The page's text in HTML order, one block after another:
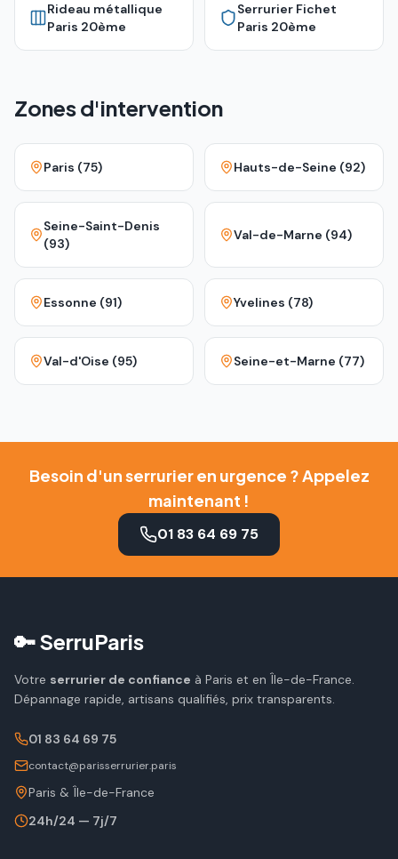
Rideau métallique
Paris 20ème
Serrurier Fichet
Paris 20ème
Zones d'intervention
Paris (75) Hauts-de-Seine (92)
Seine-Saint-Denis
(93)
Val-de-Marne (94)
Essonne (91) Yvelines (78)
Val-d'Oise (95) Seine-et-Marne (77)
Besoin d'un serrurier en urgence ? Appelez
maintenant !
01 83 64 69 75
🔑 SerruParis
Votre serrurier de confiance à Paris et en Île-de-France.
Dépannage rapide, artisans qualifiés, prix transparents.
01 83 64 69 75
contact@parisserrurier.paris
Paris & Île-de-France
24h/24 — 7j/7